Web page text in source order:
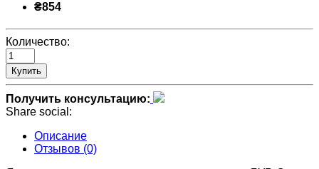
₴854
Количество:
Купить
Получить консультацию:
Share social:
Описание
Отзывов (0)